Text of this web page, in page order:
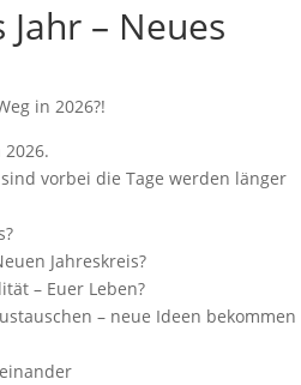
– Neues
in 2026?!
vorbei die Tage werden länger
Jahreskreis?
– Euer Leben?
– neue Ideen bekommen